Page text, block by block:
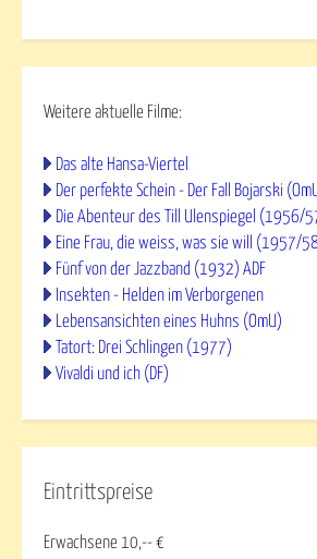
Weitere aktuelle Filme:
Das alte Hansa-Viertel
Der perfekte Schein - Der Fall Bojarski
Die Abenteur des Till Ulenspiegel (1956/
Eine Frau, die weiss, was sie will (1957/
Fünf von der Jazzband (1932) ADF
Insekten - Helden im Verborgenen
Lebensansichten eines Huhns (OmU)
Tatort: Drei Schlingen (1977)
Vivaldi und ich (DF)
Eintrittspreise
Erwachsene 10,-- €